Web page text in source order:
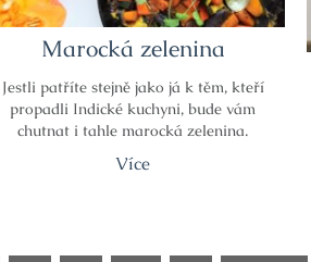
Marocká zelenina
Jestli patříte stejně jako já k těm, kteří
propadli Indické kuchyni, bude vám
chutnat i tahle marocká zelenina.
Více